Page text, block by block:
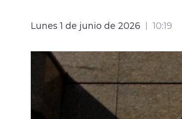
Lunes 1 de junio de 2026 10:19